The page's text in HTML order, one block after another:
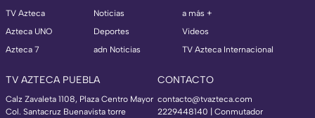
TV Azteca
Azteca UNO
Azteca 7
Noticias
Deportes
adn Noticias
a más +
Videos
TV Azteca Internacional
TV AZTECA PUEBLA
Calz Zavaleta 1108, Plaza Centro Mayor
Col. Santacruz Buenavista torre
CONTACTO
contacto@tvazteca.com
2229448140 | Conmutador